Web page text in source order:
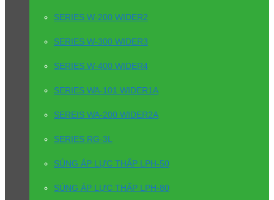
SERIES W-200 WIDER2
SERIES W-300 WIDER3
SERIES W-400 WIDER4
SERIES WA-101 WIDER1A
SEREIS WA-200 WIDER2A
SERIES RG-3L
SÚNG ÁP LỰC THẤP LPH-50
SÚNG ÁP LỰC THẤP LPH-80